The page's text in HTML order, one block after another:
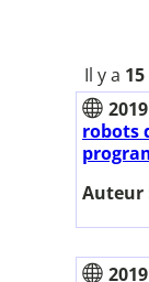
Il y a
2019
robots
Auteur
2019